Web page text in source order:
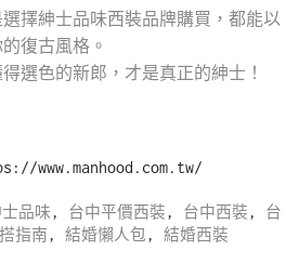
擇紳士品味西裝品牌購買，都能以
復古風格。
選色的新郎，才是真正的紳士！
www.manhood.com.tw/
士品味, 台中平價西裝, 台中西裝, 台
指南, 結婚懶人包, 結婚西裝